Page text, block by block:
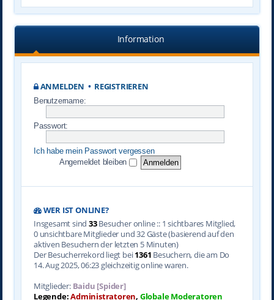
Information
ANMELDEN • REGISTRIEREN
Benutzername:
Passwort:
Ich habe mein Passwort vergessen
Angemeldet bleiben
WER IST ONLINE?
Insgesamt sind 33Besucher online :: 1 sichtbares Mitglied,
0 unsichtbare Mitglieder und 32 Gäste (basierend auf den
aktiven Besuchern der letzten 5 Minuten)
Der Besucherrekord liegt bei1361 Besuchern, die am Do
14. Aug 2025, 06:23 gleichzeitig online waren.
Mitglieder: Baidu [Spider]
Legende:Administratoren, Globale Moderatoren